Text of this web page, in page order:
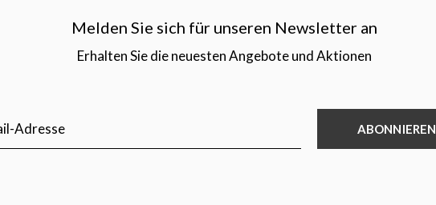
Melden Sie sich für unseren Newsletter an
Erhalten Sie die neuesten Angebote und Aktionen
ABONNIEREN